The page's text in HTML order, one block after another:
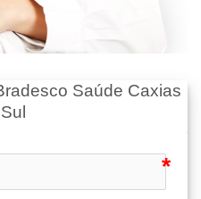
Saúde Caxias